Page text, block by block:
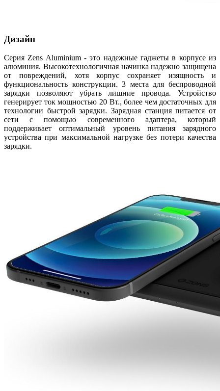
Дизайн
Серия Zens Aluminium - это надежные гаджеты в корпусе из
алюминия. Высокотехнологичная начинка надежно защищена
от повреждений, хотя корпус сохраняет изящность и
функциональность конструкции. 3 места для беспроводной
зарядки позволяют убрать лишние провода. Устройство
генерирует ток мощностью 20 Вт., более чем достаточных для
технологии быстрой зарядки. Зарядная станция питается от
сети с помощью современного адаптера, который
поддерживает оптимальный уровень питания зарядного
устройства при максимальной нагрузке без потери качества
зарядки.